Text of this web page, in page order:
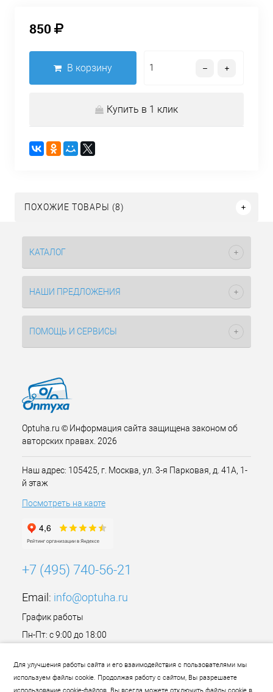
850
В корзину
Купить в 1 клик
ПОХОЖИЕ ТОВАРЫ (8)
Для улучшения работы сайта и его взаимодействия с пользователями мы
используем файлы cookie. Продолжая работу с сайтом, Вы разрешаете
КАТАЛОГ
НАШИ ПРЕДЛОЖЕНИЯ
ПОМОЩЬ И СЕРВИСЫ
Optuha.ru © Информация сайта защищена законом об
авторских правах. 2026
Наш адрес: 105425, г. Москва, ул. 3-я Парковая, д. 41А, 1-
й этаж
Посмотреть на карте
+7 (495) 740-56-21
Email: info@optuha.ru
График работы
Пн-Пт: с 9:00 до 18:00